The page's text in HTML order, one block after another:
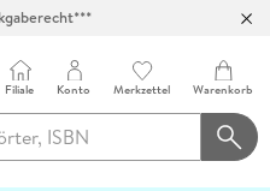
Filiale Konto Merkzettel Warenkorb